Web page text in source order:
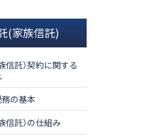
(家族信託)
信託）契約に関する
の基本
信託）の仕組み